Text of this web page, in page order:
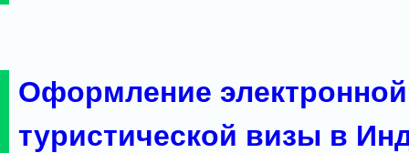
Оформление электронной
туристической визы в